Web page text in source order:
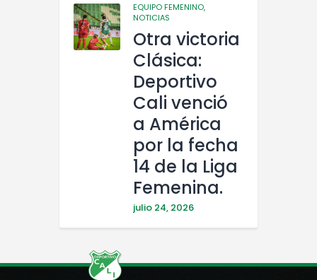
EQUIPO FEMENINO,
NOTICIAS
Otra victoria
Clásica:
Deportivo
Cali venció
a América
por la fecha
14 de la Liga
Femenina.
julio 24, 2026